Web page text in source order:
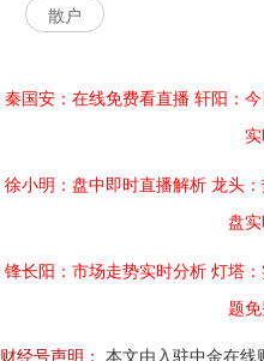
散户
秦国安：在线免费看直播 轩阳：
徐小明：盘中即时直播解析 龙头
盘
锋长阳：市场走势实时分析 灯塔
题
财经号声明：
本文由入驻中金在线